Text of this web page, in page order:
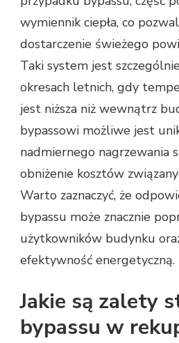
wymiennik ciepła, co
dostarczenie świeżego
Taki system jest
okresach letnich, gdy
jest niższa niż wewnątrz
bypassowi możliwe jest
nadmiernego nagrzewania
obniżenie kosztów
Warto zaznaczyć, że
bypassu może znacznie
użytkowników budynku
efektywność energetyczną.
Jakie są zalety
bypassu w